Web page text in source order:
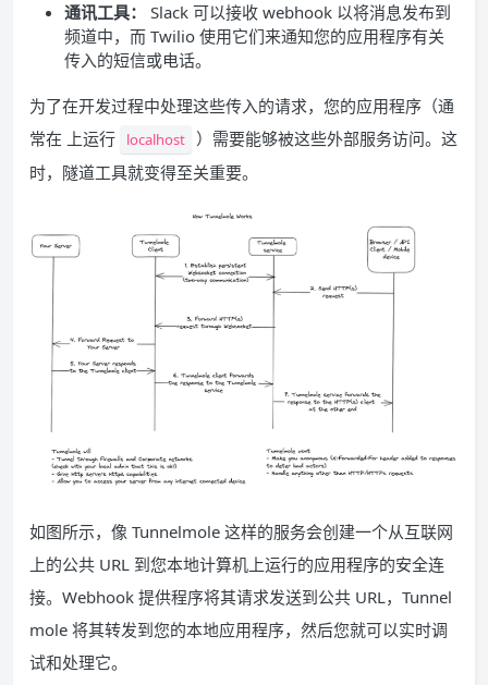
通讯工具：
Slack 可以接收 webhook 以将消息发布到
频道中，而 Twilio 使用它们来通知您的应用程序有关
传入的短信或电话。
为了在开发过程中处理这些传入的请求，您的应用程序（通
常在 上运行
localhost
）需要能够被这些外部服务访问。这
时，隧道工具就变得至关重要。
如图所示，像 Tunnelmole 这样的服务会创建一个从互联网
上的公共 URL 到您本地计算机上运行的应用程序的安全连
接。Webhook 提供程序将其请求发送到公共 URL，Tunnel
mole 将其转发到您的本地应用程序，然后您就可以实时调
试和处理它。